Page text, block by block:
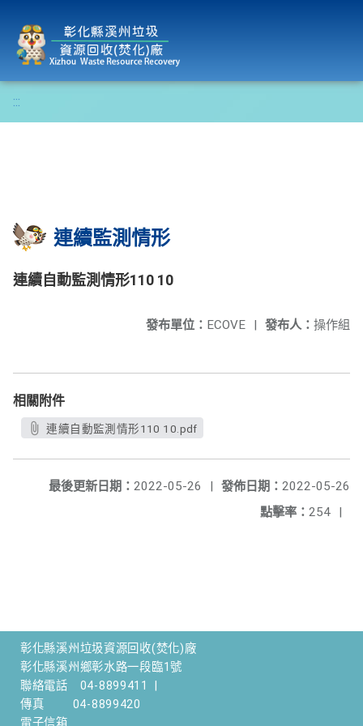
:::
連續監測情形
連續自動監測情形110 10
發布人： 操作組
發布單位： ECOVE |
相關附件
連續自動監測情形110 10.pdf
發佈日期： 2022-05-26
最後更新日期： 2022-05-26
|
點擊率： 254 |
彰化縣溪州垃圾資源回收(焚化)廠
彰化縣溪州鄉彰水路一段臨1號
聯絡電話
04-8899411
傳真
04-8899420
電子信箱